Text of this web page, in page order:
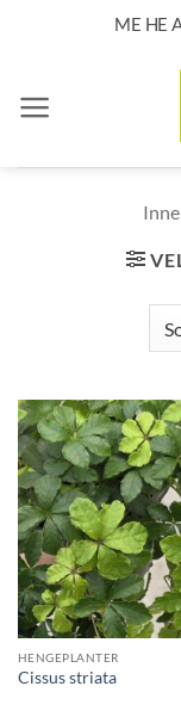
ME HE
HENGEPLANTER
Cissus striata